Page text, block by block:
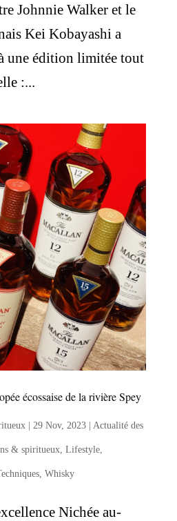
Johnnie Walker et le
Kei Kobayashi a
une édition limitée tout
:...
écossaise de la rivière Spey
| 29 Nov, 2023| Actualité des
& spiritueux, Lifestyle,
, Whisky
Nichée au-